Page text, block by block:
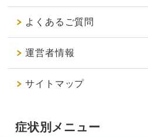
よくあるご質問
運営者情報
サイトマップ
症状別メニュー